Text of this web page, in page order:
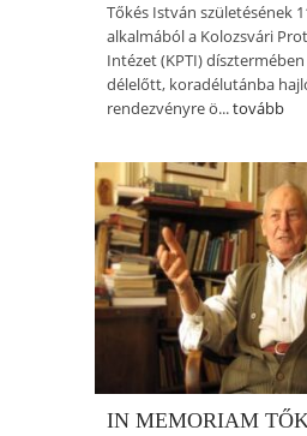
Tőkés István születésének
alkalmából a Kolozsvári
Intézet (KPTI)
délelőtt, koradélutánba
rendezvényre ö...tovább
IN MEMORIAM